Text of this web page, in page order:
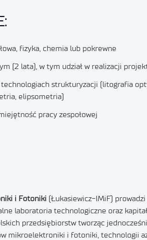
fizyka, chemia lub pokrewne
(2 lata), w tym udział w realizacji
strukturyzacji (litografia
elipsometria)
pracy zespołowej
i Fotoniki (Łukasiewicz-IMiF)
laboratoria technologiczne oraz
przedsiębiorstw tworząc
mikroelektroniki i fotoniki, technologii